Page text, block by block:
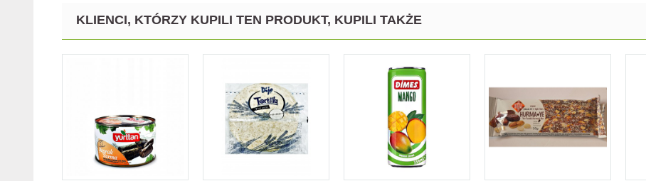
KLIENCI, KTÓRZY KUPILI TEN PRODUKT, KUPILI TAKŻE